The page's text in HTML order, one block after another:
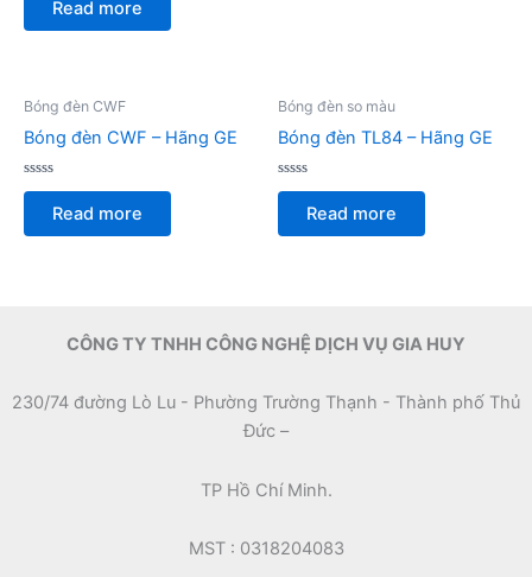
of
Read more
Bóng đèn CWF
Bóng đèn CWF – Hãng GE
Rated
of
Read more
Bóng đèn so màu
Bóng đèn TL84 – Hãng GE
Rated
of
Read more
CÔNG TY TNHH CÔNG NGHỆ DỊCH VỤ GIA HUY
230/74 đường Lò Lu - Phường Trường Thạnh - Thành phố Thủ
Đức –
TP Hồ Chí Minh.
MST : 0318204083